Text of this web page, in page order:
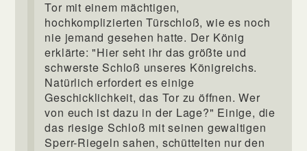
Tor mit einem mächtigen,
hochkomplizierten Türschloß, wie es noch
nie jemand gesehen hatte. Der König
erklärte: "Hier seht ihr das größte und
schwerste Schloß unseres Königreichs.
Natürlich erfordert es einige
Geschicklichkeit, das Tor zu öffnen. Wer
von euch ist dazu in der Lage?" Einige, die
das riesige Schloß mit seinen gewaltigen
Sperr-Riegeln sahen, schüttelten nur den